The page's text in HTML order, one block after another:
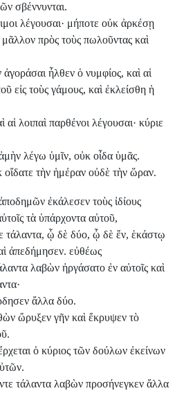
σβέννυνται.
λέγουσαι· μήποτε οὐκ ἀρκέσῃ
πρὸς τοὺς πωλοῦντας καὶ
ἦλθεν ὁ νυμφίος, καὶ αἱ
εἰς τοὺς γάμους, καὶ ἐκλείσθη ἡ
αἱ λοιπαὶ παρθένοι λέγουσαι· κύριε
ἀμὴν λέγω ὑμῖν, οὐκ οἶδα ὑμᾶς.
οἴδατε τὴν ἡμέραν οὐδὲ τὴν ὥραν.
ἐκάλεσεν τοὺς ἰδίους
τὰ ὑπάρχοντα αὐτοῦ,
τάλαντα, ᾧ δὲ δύο, ᾧ δὲ ἕν, ἑκάστῳ
ἀπεδήμησεν. εὐθέως
λαβὼν ἠργάσατο ἐν αὐτοῖς καὶ
ἄλλα δύο.
ὤρυξεν γῆν καὶ ἔκρυψεν τὸ
ὁ κύριος τῶν δούλων ἐκείνων
τάλαντα λαβὼν προσήνεγκεν ἄλλα